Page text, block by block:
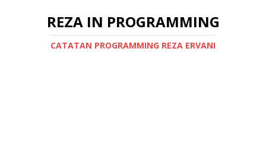
REZA IN PROGRAMMING
CATATAN PROGRAMMING REZA ERVANI